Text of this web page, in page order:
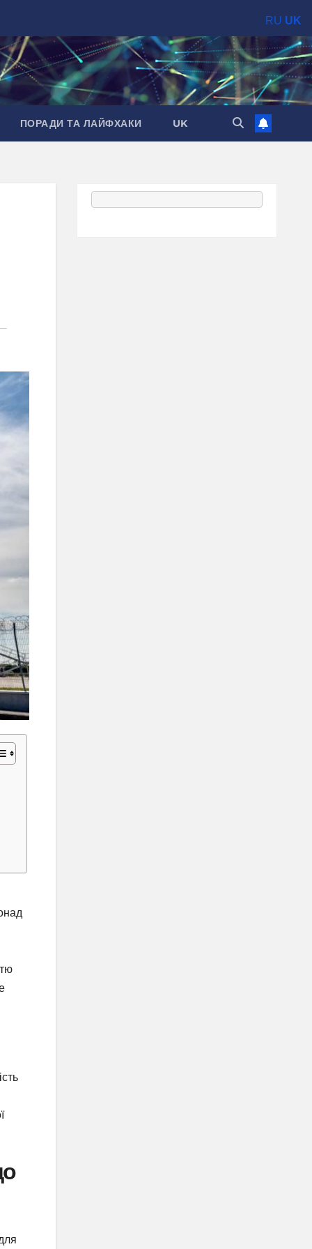
ПОРАДИ ТА ЛАЙФХАКИ UK
RU UK